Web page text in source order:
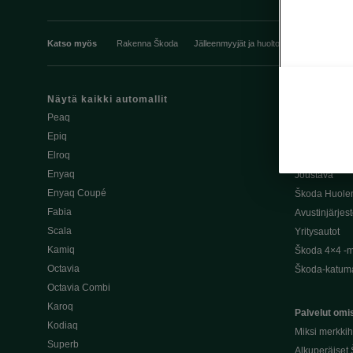
Katso myös Rakenna Škoda Jälleenmyyjät ja huolto Heti vapaat
Näytä kaikki automallit
Peaq
Epiq
Elroq
Enyaq
Enyaq Coupé
Fabia
Scala
Kamiq
Octavia
Octavia Combi
Karoq
Kodiaq
Superb
Joustava
Škoda
Yritysautot
Škoda 4×4 -
Škoda-
Palvelut
Miksi
Alkuperäiset